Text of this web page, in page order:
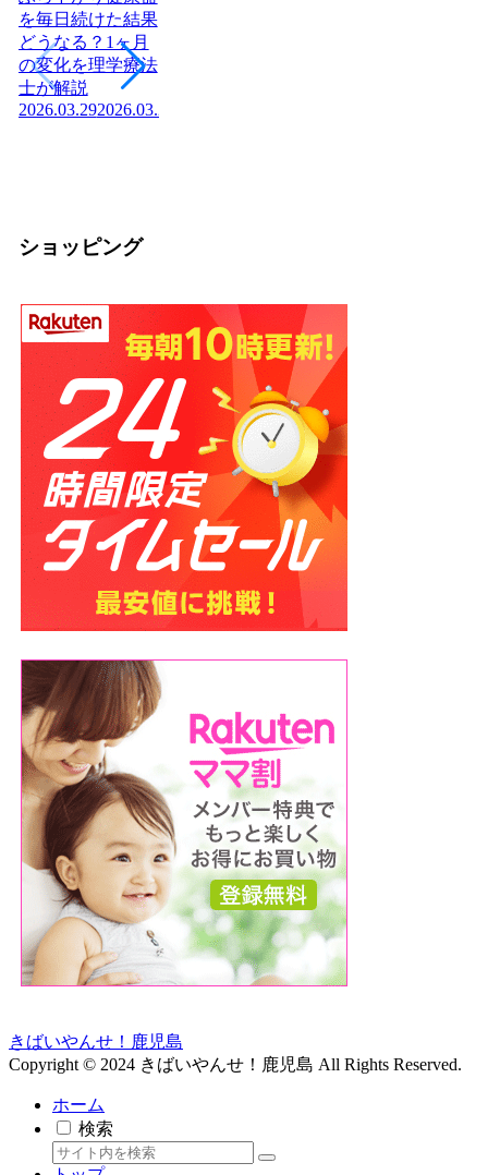
を毎日続けた結果
どうなる？1ヶ月
の変化を理学療法
士が解説
2026.03.292026.03.29
ショッピング
きばいやんせ！鹿児島
Copyright © 2024 きばいやんせ！鹿児島 All Rights Reserved.
ホーム
検索